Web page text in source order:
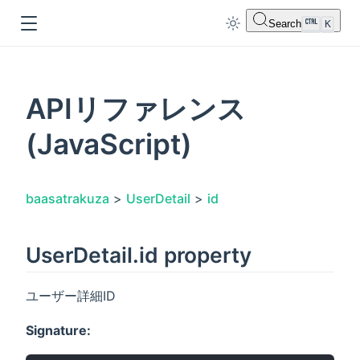
Search K
APIリファレンス
(JavaScript)
baasatrakuza > UserDetail > id
UserDetail.id property
ユーザー詳細ID
Signature: